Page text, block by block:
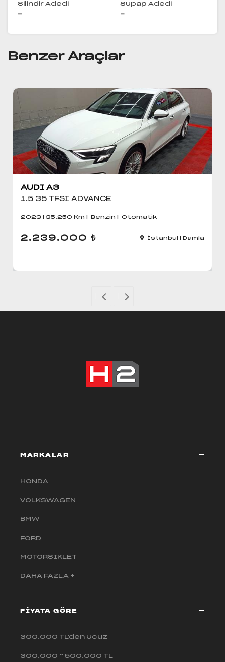
Silindir Adedi
-
Supap Adedi
-
Benzer Araçlar
AUDI A3
1.5 35 TFSI ADVANCE
2023 | 35.250 Km | Benzin | Otomatik
2.239.000 ₺ İstanbul | Damla
MARKALAR
HONDA
VOLKSWAGEN
BMW
FORD
MOTORSIKLET
DAHA FAZLA +
FİYATA GÖRE
300.000 TL'den Ucuz
300.000 ~ 500.000 TL